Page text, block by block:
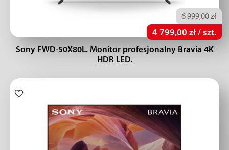
6 999,00 zł
4 799,00 zł / szt.
Sony FWD-50X80L. Monitor profesjonalny Bravia 4K
HDR LED.